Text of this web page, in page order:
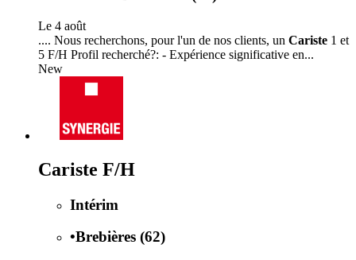
Le 4 août
.... Nous recherchons, pour l'un de nos clients, un Cariste 1 et
5 F/H Profil recherché?: - Expérience significative en...
New
Cariste F/H
Intérim
•Brebières (62)